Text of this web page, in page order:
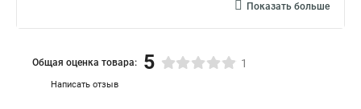
Показать больше
Написать отзыв
Общая оценка товара: 5 1